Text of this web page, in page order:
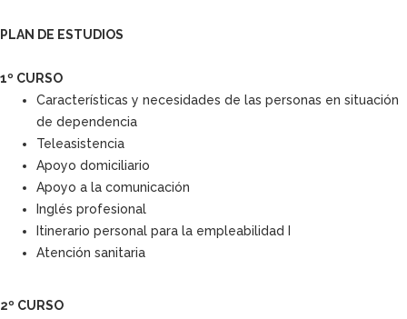
PLAN DE ESTUDIOS
1º CURSO
Características y necesidades de las personas en situación
de dependencia
Teleasistencia
Apoyo domiciliario
Apoyo a la comunicación
Inglés profesional
Itinerario personal para la empleabilidad I
Atención sanitaria
2º CURSO